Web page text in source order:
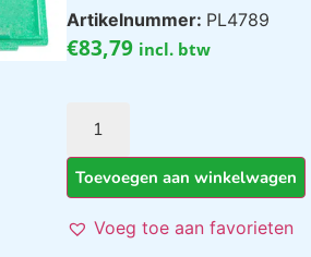
Artikelnummer: PL4789
€83,79 incl. btw
Toevoegen aan winkelwagen
Voeg toe aan favorieten